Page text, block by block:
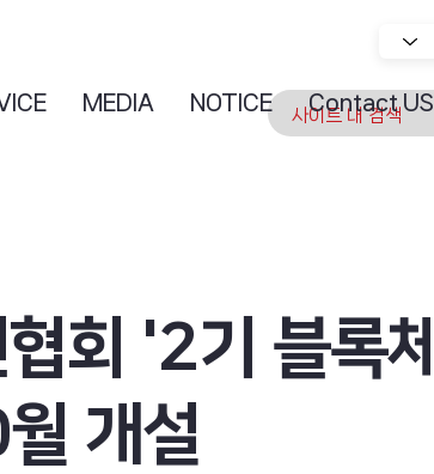
MEDIA NOTICE Contact US
회 '2기 블록체
개설